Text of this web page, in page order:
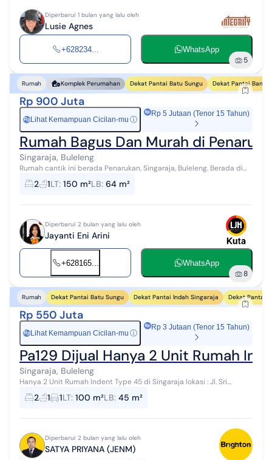
Diperbarui 1 bulan yang lalu oleh
Lusie Agnes
+628234... WhatsApp
5
Rumah Komplek Perumahan Dekat Pantai Batu Sungu Dekat Pantai
Rp 900 Juta
Rp Lihat Kemampuan Cicilan-mu ⓘ
Rp 5 Jutaan (Tenor 15 Tahun)
Rumah Bagus Dan Murah di
Singaraja, Buleleng
Rumah cantik ini berada Penarukan, Singaraja, Buleleng. Berada di
pusat Kota Singaraja, sederetan dengan RSUD Kabupaten Buleleng.
Dikelilingi oleh ...
2 1LT: 150 m²LB: 64 m²
Diperbarui 2 bulan yang lalu oleh
Jayanti Eni Arini
+628165... WhatsApp
8
Rumah Dekat Pantai Batu Sungu Dekat Pantai Indah Singaraja Dekat Pantai
Rp 550 Juta
Rp Lihat Kemampuan Cicilan-mu ⓘ
Rp 3 Jutaan (Tenor 15 Tahun)
Pa129 Dijual Hanya 2 Unit Rumah
Singaraja, Buleleng
Hanya 2 Unit Rumah Indent Type 45 di Singaraja lokasi : Jl. Sri
Amerta Baktiseraga - Singaraja detail : - Luas Tanah 100 m² - Luas
Bangunan 45 m...
2 1 1LT: 100 m²LB: 45 m²
Diperbarui 2 bulan yang lalu oleh
SATYA PRIYANA (JENM)